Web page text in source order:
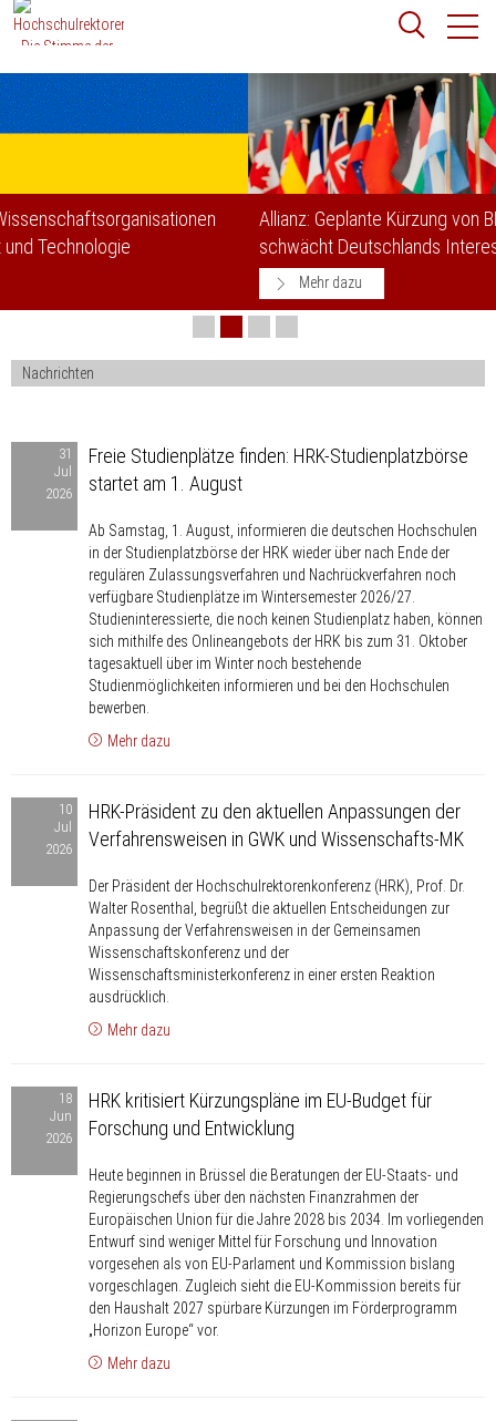
Zum
Content
Suchbegriff
Suchen
Allianz: Geplante Kürzung von BMZ-Förderprogrammen
schwächt Deutschlands Interessen
Nachrichten
Studienplätze
Studienplatzbörse
31
Jul
2026
Freie Studienplätze finden: HRK-Studienplatzbörse
startet am 1. August
Ab Samstag, 1. August, informieren die deutschen Hochschulen
in der Studienplatzbörse der HRK wieder über nach Ende der
regulären Zulassungsverfahren und Nachrückverfahren noch
verfügbare Studienplätze im Wintersemester 2026/27.
Studieninteressierte, die noch keinen Studienplatz haben, können
sich mithilfe des Onlineangebots der HRK bis zum 31. Oktober
tagesaktuell über im Winter noch bestehende
Studienmöglichkeiten informieren und bei den Hochschulen
bewerben.
Mehr dazu
Präsident
Anpassungen
Verfahrensweisen
Wissenschafts-
10
Jul
2026
HRK-Präsident zu den aktuellen Anpassungen der
Verfahrensweisen in GWK und Wissenschafts-MK
Der Präsident der Hochschulrektorenkonferenz (HRK), Prof. Dr.
Walter Rosenthal, begrüßt die aktuellen Entscheidungen zur
Anpassung der Verfahrensweisen in der Gemeinsamen
Wissenschaftskonferenz und der
Wissenschaftsministerkonferenz in einer ersten Reaktion
ausdrücklich.
Mehr dazu
kritisiert
Kürzungspläne
Entwicklung
18
Jun
2026
HRK kritisiert Kürzungspläne im EU-Budget für
Forschung und Entwicklung
Heute beginnen in Brüssel die Beratungen der EU-Staats- und
Regierungschefs über den nächsten Finanzrahmen der
Europäischen Union für die Jahre 2028 bis 2034. Im vorliegenden
Entwurf sind weniger Mittel für Forschung und Innovation
vorgesehen als von EU-Parlament und Kommission bislang
vorgeschlagen. Zugleich sieht die EU-Kommission bereits für
den Haushalt 2027 spürbare Kürzungen im Förderprogramm
„Horizon Europe“ vor.
Mehr dazu